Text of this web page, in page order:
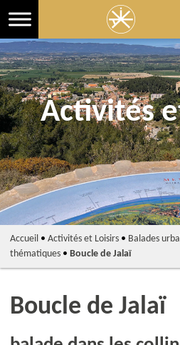
Activités
Accueil• Activités et Loisirs• Balades
thématiques• Boucle de Jalaï
Boucle de Jalaï